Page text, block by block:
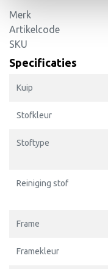
Merk
Artikelcode
SKU
Specificaties
Kuip
Stofkleur
Stoftype
Reiniging stof
Frame
Framekleur